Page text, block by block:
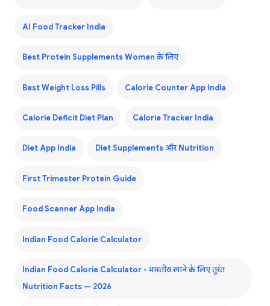
AI Food Tracker India
Best Protein Supplements Women के लिए
Best Weight Loss Pills Calorie Counter App India
Calorie Deficit Diet Plan Calorie Tracker India
Diet App India Diet Supplements और Nutrition
First Trimester Protein Guide
Food Scanner App India
Indian Food Calorie Calculator
Indian Food Calorie Calculator - भारतीय खाने के लिए तुरंत
Nutrition Facts — 2026